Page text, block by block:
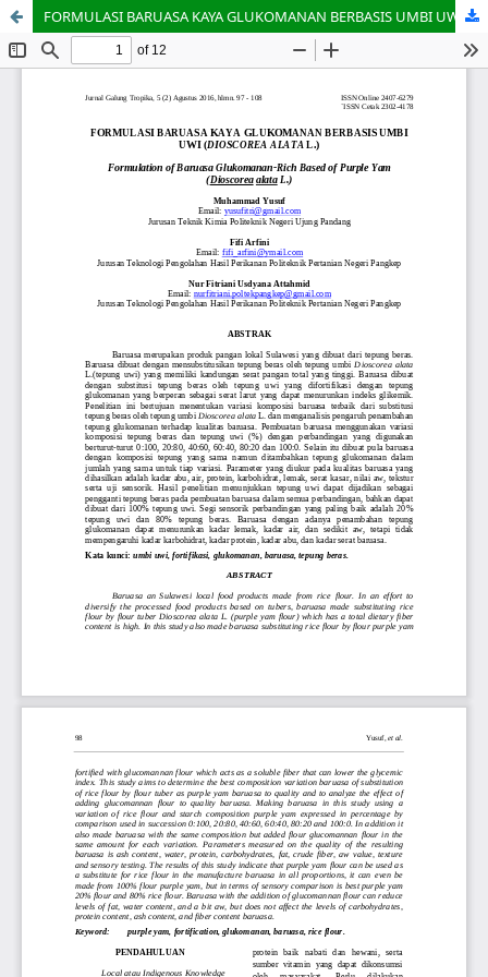
FORMULASI BARUASA KAYA GLUKOMANAN BERBASIS UMBI UWI (DIOSCOREA ALATA L.)